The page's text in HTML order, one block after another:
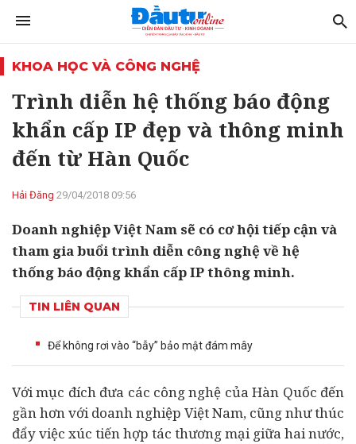
KHOA HỌC VÀ CÔNG NGHỆ
Trình diễn hệ thống báo động
khẩn cấp IP đẹp và thông minh
đến từ Hàn Quốc
Hải Đăng 29/04/2018 09:56
Doanh nghiệp Việt Nam sẽ có cơ hội tiếp cận và
tham gia buổi trình diễn công nghệ về hệ
thống báo động khẩn cấp IP thông minh.
TIN LIÊN QUAN
Để không rơi vào “bẫy” bảo mật đám mây
Với mục đích đưa các công nghệ của Hàn Quốc đến
gần hơn vớidoanh nghiệp Việt Nam, cũng như thúc
đẩy việc xúc tiến hợp tác thương mại giữa hai nước,